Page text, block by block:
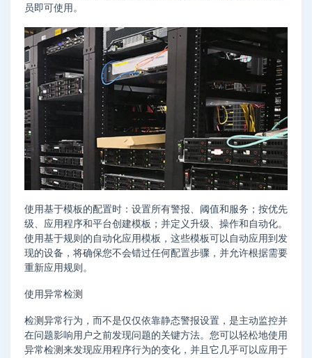
员即可使用。
使用基于模板的配置时：设置所有警报、阈值和服务；按优先
级、应用程序和平台创建模板；并定义升级、操作和自动化。
使用基于规则的自动化应用模板，这些模板可以自动应用到发
现的设备，将确保您不会错过任何配置步骤，并允许根据需要
重新应用规则。
使用异常检测
检测异常行为，而不是仅仅依靠静态警报设置，是主动监控并
在问题影响用户之前发现问题的关键方法。您可以轻松地使用
异常检测来发现应用程序行为的变化，并且它几乎可以应用于